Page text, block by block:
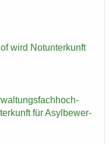
wird Not­un­ter­kunft
für Asyl­be­wer­